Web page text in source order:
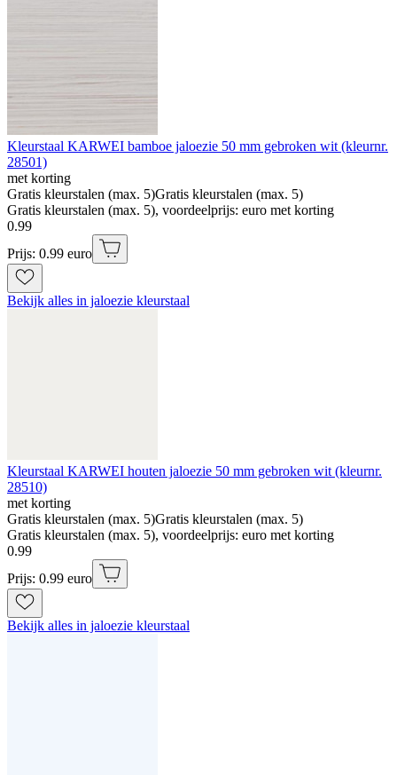
Kleurstaal KARWEI bamboe jaloezie 50 mm gebroken wit (kleurnr.
28501)
met korting
Gratis kleurstalen (max. 5)Gratis kleurstalen (max. 5)
Gratis kleurstalen (max. 5), voordeelprijs: euro met korting
0.99
Prijs: 0.99 euro
Bekijk alles in jaloezie kleurstaal
Kleurstaal KARWEI houten jaloezie 50 mm gebroken wit (kleurnr.
28510)
met korting
Gratis kleurstalen (max. 5)Gratis kleurstalen (max. 5)
Gratis kleurstalen (max. 5), voordeelprijs: euro met korting
0.99
Prijs: 0.99 euro
Bekijk alles in jaloezie kleurstaal